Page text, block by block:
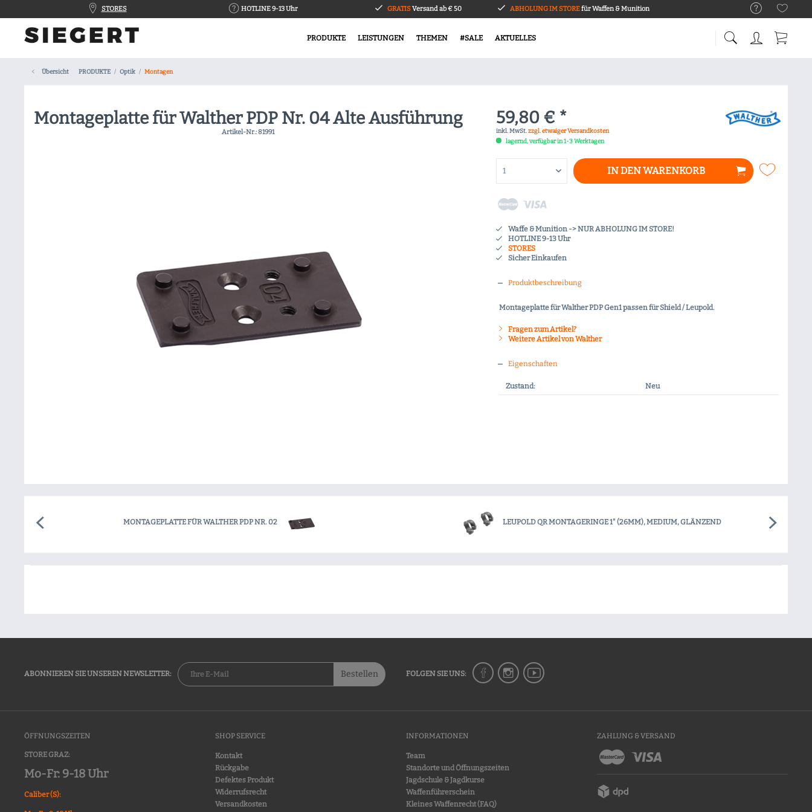
STORES HOTLINE 9-13 Uhr GRATISVersand ab € 50 ABHOLUNG IM STOREfür Waffen & Munition
PRODUKTE LEISTUNGEN THEMEN #SALE AKTUELLES
Übersicht PRODUKTE Optik Montagen
Montageplatte für Walther PDP Nr. 04 Alte Ausführung
Artikel-Nr.:81991
59,80 € *
inkl. MwSt.zzgl. etwaiger Versandkosten
lagernd, verfügbar in 1-3 Werktagen
IN DENWARENKORB
Waffe & Munition -> NUR ABHOLUNG IM STORE!
HOTLINE 9-13 Uhr
STORES
Sicher Einkaufen
Produktbeschreibung
Montageplatte für Walther PDP Gen1 passen für Shield / Leupold.
Fragen zum Artikel?
Weitere Artikel von Walther
Eigenschaften
Zustand: Neu
MONTAGEPLATTE FÜR WALTHER PDP NR. 02 LEUPOLD QR MONTAGERINGE 1" (26MM), MEDIUM, GLÄNZEND
ABONNIEREN SIE UNSEREN NEWSLETTER: Bestellen FOLGEN SIE UNS:
ÖFFNUNGSZEITEN
STORE GRAZ:
Mo-Fr: 9-18 Uhr
Caliber (S):
SHOP SERVICE
Kontakt
Rückgabe
Defektes Produkt
Widerrufsrecht
Versandkosten
INFORMATIONEN
Team
Standorte und Öffnungszeiten
Jagdschule & Jagdkurse
Waffenführerschein
Kleines Waffenrecht (FAQ)
ZAHLUNG & VERSAND